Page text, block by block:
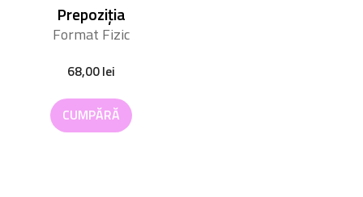
Prepoziția
Format Fizic
68,00lei
CUMPĂRĂ